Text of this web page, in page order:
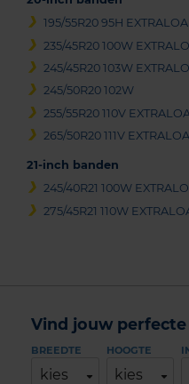
195/55R20 95H
235/45R20 100W
245/45R20 103W
245/50R20 102W
255/55R20 110V
265/50R20 111V
21-inch banden
245/40R21 100W
275/45R21 110W
Vind jouw perfecte
BREEDTE
kies
HOOGTE
kies